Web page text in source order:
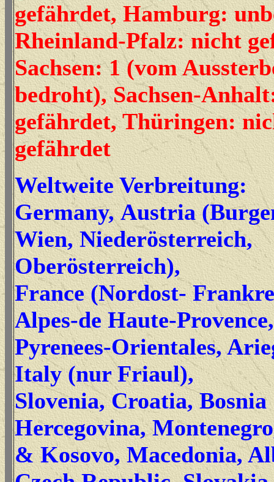
gefährdet, Hamburg:
Rheinland-Pfalz: nicht
Sachsen: 1 (vom
bedroht), Sachsen-
gefährdet, Thüringen:
gefährdet
Weltweite Verbreitung:
Germany, Austria
Wien, Niederösterreich,
Oberösterreich),
France (Nordost-
Alpes-de Haute-Provence,
Pyrenees-Orientales,
Italy (nur Friaul),
Slovenia, Croatia,
Hercegovina,
& Kosovo, Macedonia,